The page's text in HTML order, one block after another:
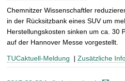
Chemnitzer Wissenschaftler
in der Rücksitzbank eines SUV um
Herstellungskosten sinken um ca. 30
auf der Hannover Messe vorgestellt.
TUCaktuell-Meldung | Zusätzliche